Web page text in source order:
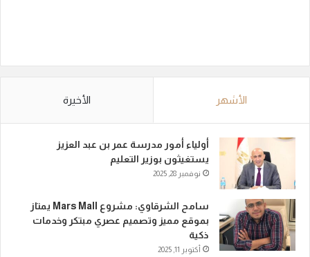
الأشهر الأخيرة
أولياء أمور مدرسة عمر بن عبد العزيز
يستغيثون بوزير التعليم
نوفمبر 28, 2025
سامح الشرقاوي: مشروع Mars Mall يمتاز
بموقع مميز وتصميم عصري مبتكر وخدمات
ذكية
أكتوبر 11, 2025